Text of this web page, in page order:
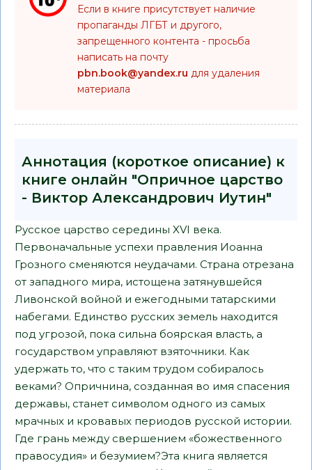
Если в книге присутствует наличие
пропаганды ЛГБТ и другого,
запрещенного контента - просьба
написать на почту
pbn.book@yandex.ru для удаления
материала
Аннотация (короткое описание) к
книге онлайн "Опричное царство
- Виктор Александрович Иутин"
Русское царство середины XVI века.
Первоначальные успехи правления Иоанна
Грозного сменяются неудачами. Страна отрезана
от западного мира, истощена затянувшейся
Ливонской войной и ежегодными татарскими
набегами. Единство русских земель находится
под угрозой, пока сильна боярская власть, а
государством управляют взяточники. Как
удержать то, что с таким трудом собиралось
веками? Опричнина, созданная во имя спасения
державы, станет символом одного из самых
мрачных и кровавых периодов русской истории.
Где грань между свершением «божественного
правосудия» и безумием?Эта книга является